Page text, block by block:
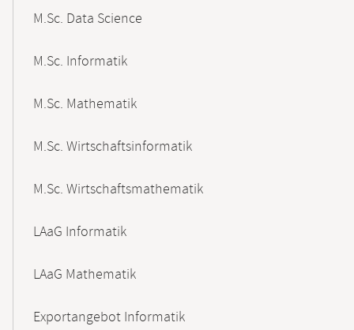
M.Sc. Data Science
M.Sc. Informatik
M.Sc. Mathematik
M.Sc. Wirtschaftsinformatik
M.Sc. Wirtschaftsmathematik
LAaG Informatik
LAaG Mathematik
Exportangebot Informatik